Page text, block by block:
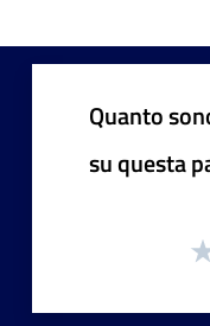
Quanto
su questa